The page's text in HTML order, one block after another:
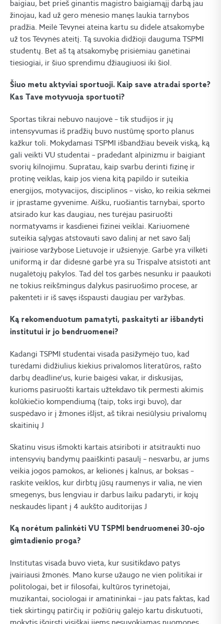
baigiau, bet prieš ginantis magistro baigiamąjį darbą jau
žinojau, kad už gero mėnesio manęs laukia tarnybos
pradžia. Meilė Tėvynei ateina kartu su didele atsakomybe
už tos Tėvynės ateitį. Tą suvokia didžioji dauguma TSPMI
studentų. Bet aš tą atsakomybę prisiėmiau ganėtinai
tiesiogiai, ir šiuo sprendimu džiaugiuosi iki šiol.
Šiuo metu aktyviai sportuoji. Kaip save atradai sporte?
Kas Tave motyvuoja sportuoti?
Sportas tikrai nebuvo naujovė – tik studijos ir jų
intensyvumas iš pradžių buvo nustūmę sporto planus
kažkur toli. Mokydamasi TSPMI išbandžiau beveik viską, ką
gali veikti VU studentai – pradedant alpinizmu ir baigiant
svorių kilnojimu. Supratau, kaip svarbu derinti fizinę ir
protinę veiklas, kaip jos viena kitą papildo ir suteikia
energijos, motyvacijos, disciplinos – visko, ko reikia sėkmei
ir įprastame gyvenime. Aišku, ruošiantis tarnybai, sporto
atsirado kur kas daugiau, nes turėjau pasiruošti
normatyvams ir kasdienei fizinei veiklai. Kariuomenė
suteikia sąlygas atstovauti savo dalinį ar net savo šalį
įvairiose varžybose Lietuvoje ir užsienyje. Garbė yra vilkėti
uniformą ir dar didesnė garbė yra su Trispalve atsistoti ant
nugalėtojų pakylos. Tad dėl tos garbės nesunku ir paaukoti
ne tokius reikšmingus dalykus pasiruošimo procese, ar
pakentėti ir iš savęs išspausti daugiau per varžybas.
Ką rekomenduotum pamatyti, paskaityti ar išbandyti
institutui ir jo bendruomenei?
Kadangi TSPMI studentai visada pasižymėjo tuo, kad
turėdami didžiulius kiekius privalomos literatūros, rašto
darbų deadline‘us, kurie baigėsi vakar, ir diskusijas,
kurioms pasiruošti kartais užtekdavo tik permesti akimis
kolūkiečio kompendiumą (taip, toks irgi buvo), dar
suspėdavo ir į žmones išlįst, aš tikrai nesiūlysiu privalomų
skaitinių J
Skatinu visus išmokti kartais atsiriboti ir atsitraukti nuo
intensyvių bandymų paaiškinti pasaulį – nesvarbu, ar jums
veikia jogos pamokos, ar kelionės į kalnus, ar boksas –
raskite veiklos, kur dirbtų jūsų raumenys ir valia, ne vien
smegenys, bus lengviau ir darbus laiku padaryti, ir kojų
neskaudės lipant į 4 aukšto auditorijas J
Ką norėtum palinkėti VU TSPMI bendruomenei 30-ojo
gimtadienio proga?
Institutas visada buvo vieta, kur susitikdavo patys
įvairiausi žmonės. Mano kurse užaugo ne vien politikai ir
politologai, bet ir filosofai, kultūros tyrinėtojai,
muzikantai, sociologai ir amatininkai – jau pats faktas, kad
tiek skirtingų patirčių ir požiūrių galėjo kartu diskutuoti,